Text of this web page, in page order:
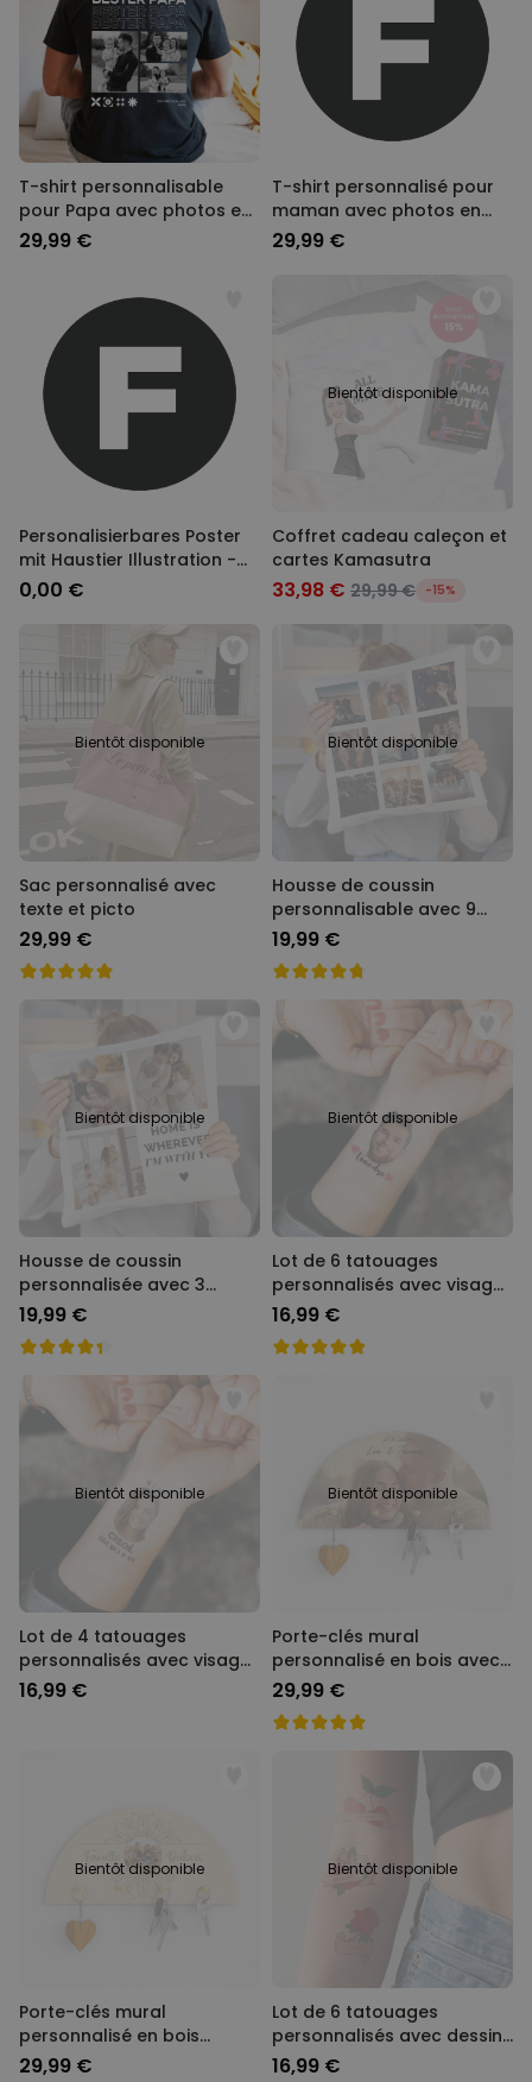
T-shirt personnalisable
pour Papa avec photos en
noir et blanc et texte
29,99 €
T-shirt personnalisé pour
maman avec photos en
noir et blanc et texte
29,99 €
Personalisierbares Poster
mit Haustier Illustration -
Design
0,00 €
Bientôt disponible
Coffret cadeau caleçon et
cartes Kamasutra
33,98 € 29,99 € -15%
Bientôt disponible
Sac personnalisé avec
texte et picto
29,99 €
Bientôt disponible
Housse de coussin
personnalisable avec 9
images
19,99 €
Bientôt disponible
Housse de coussin
personnalisée avec 3
photos et texte
19,99 €
Bientôt disponible
Lot de 6 tatouages
personnalisés avec visage
et texte
16,99 €
Bientôt disponible
Lot de 4 tatouages
personnalisés avec visage
et texte
16,99 €
Bientôt disponible
Porte-clés mural
personnalisé en bois avec
photo et texte
29,99 €
Bientôt disponible
Porte-clés mural
personnalisé en bois
mandala photo et texte
29,99 €
Bientôt disponible
Lot de 6 tatouages
personnalisés avec dessins
rétros et texte
16,99 €